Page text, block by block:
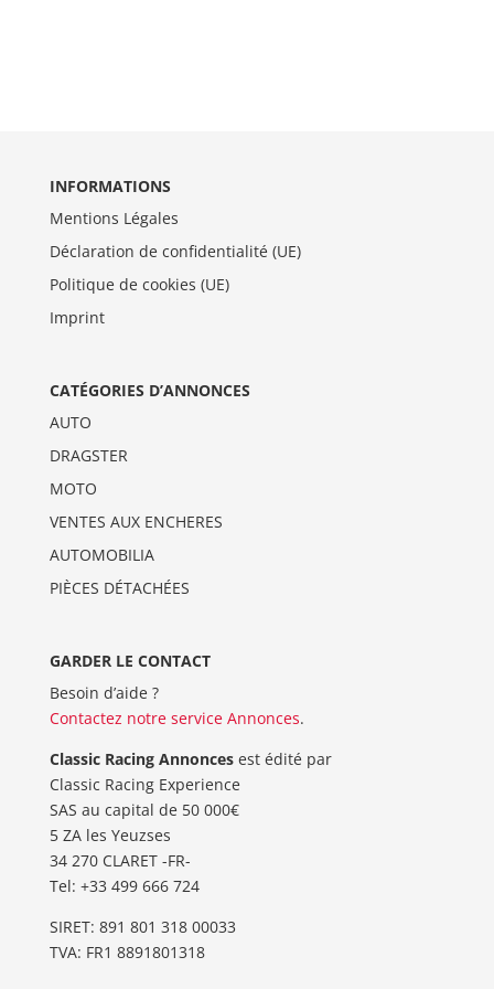
INFORMATIONS
Mentions Légales
Déclaration de confidentialité (UE)
Politique de cookies (UE)
Imprint
CATÉGORIES D’ANNONCES
AUTO
DRAGSTER
MOTO
VENTES AUX ENCHERES
AUTOMOBILIA
PIÈCES DÉTACHÉES
GARDER LE CONTACT
Besoin d’aide ?
Contactez notre service Annonces.
Classic Racing Annoncesest édité par
Classic Racing Experience
SAS au capital de 50 000€
5 ZA les Yeuzses
34 270 CLARET -FR-
Tel: ‭+33 499 666 724‬
SIRET: 891 801 318 00033
TVA: FR1 8891801318